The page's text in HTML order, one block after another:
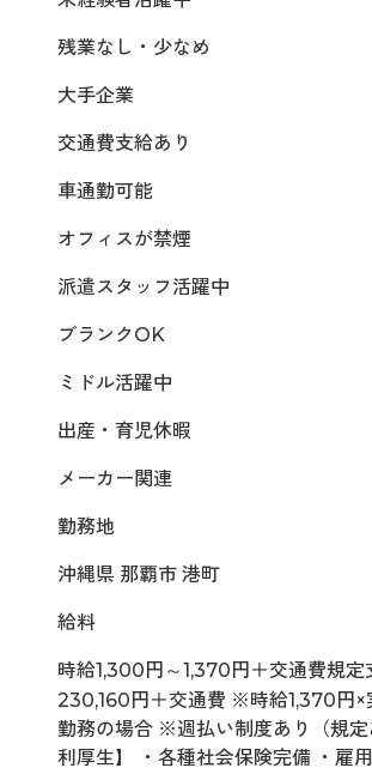
残業なし・少なめ
大手企業
交通費支給あり
車通勤可能
オフィスが禁煙
派遣スタッフ活躍中
ブランクOK
ミドル活躍中
出産・育児休暇
メーカー関連
勤務地
沖縄県 那覇市 港町
給料
時給1,300円～1,370円＋交通費規定
230,160円＋交通費 ※時給1,370円×
勤務の場合 ※週払い制度あり（規定
利厚生】 ・各種社会保険完備 ・雇